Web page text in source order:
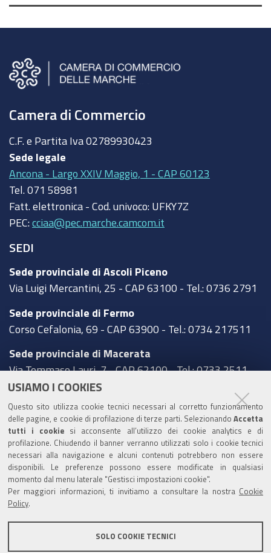
USIAMO I COOKIES
Questo sito utilizza cookie tecnici necessari al corretto funzionamento
delle pagine, e cookie di profilazione di terze parti. Selezionando Accetta
tutti i cookie si acconsente all’utilizzo dei cookie analytics e di
profilazione. Chiudendo il banner verranno utilizzati solo i cookie tecnici
necessari alla navigazione e alcuni contenuti potrebbero non essere
disponibili. Le preferenze possono essere modificate in qualsiasi
momento dal menu laterale "Gestisci impostazioni cookie".
Per maggiori informazioni, ti invitiamo a consultare la nostra Cookie
Policy
SOLO COOKIE TECNICI
Camera di Commercio
C.F. e Partita Iva 02789930423
Sede legale
Ancona - Largo XXIV Maggio, 1 - CAP 60123
Tel. 071 58981
Fatt. elettronica - Cod. univoco: UFKY7Z
PEC: cciaa@pec.marche.camcom.it
SEDI
Sede provinciale di Ascoli Piceno
Via Luigi Mercantini, 25 - CAP 63100 - Tel.: 0736 2791
Sede provinciale di Fermo
Corso Cefalonia, 69 - CAP 63900 - Tel.: 0734 217511
Sede provinciale di Macerata
Via Tommaso Lauri, 7 - CAP 62100 - Tel.: 0733 2511
Sede provinciale di Pesaro Urbino
Corso XI Settembre, 116 - CAP 61121 - Tel.: 0721
3571
TRASPARENZA
Amministrazione trasparente
Statistiche Web del sito (fonte Web Analytics Italia)
Contatti